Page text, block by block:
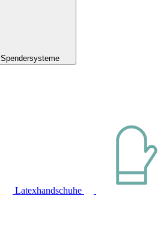
Spendersysteme
Latexhandschuhe